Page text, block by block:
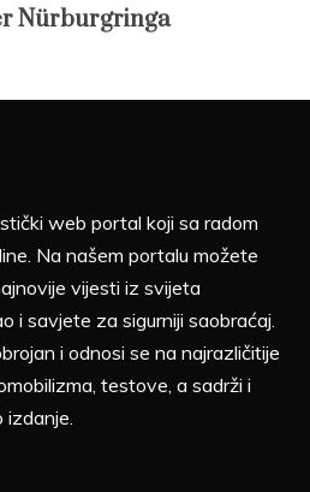
Nürburgringa
web portal koji sa radom
Na našem portalu možete
vijesti iz svijeta
i savjete za sigurniji saobraćaj.
i odnosi se na najrazličitije
testove, a sadrži i